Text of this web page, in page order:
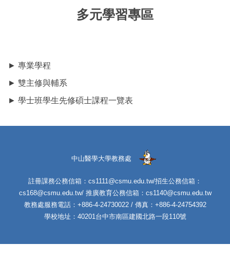
多元學習專區
► 專業學程
► 雙主修與輔系
► 學士班學生先修碩士課程一覽表
中山醫學大學教務處
註冊課務公務信箱：cs1111@csmu.edu.tw/招生公務信箱：
cs168@csmu.edu.tw/ 推廣教育公務信箱：cs1140@csmu.edu.tw
教務處服務電話：+886-4-24730022 / 傳真：+886-4-24754392
學校地址：40201台中市南區建國北路一段110號